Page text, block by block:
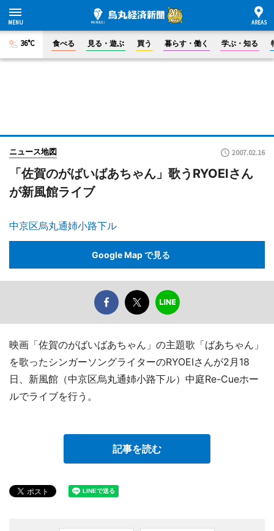
36°C 食べる 見る・遊ぶ 買う 暮らす・働く 学ぶ・知る
ニュース地図 2007.02.16
「佐賀のがばいばあちゃん」歌うRYOEIさん
が新風館ライブ
中京区烏丸通姉小路下ル
Google Map で見る
映画「佐賀のがばいばあちゃん」の主題歌「ばあちゃん」
を歌ったシンガーソングライターのRYOEIさんが2月18
日、新風館（中京区烏丸通姉小路下ル）中庭Re-Cueホー
ルでライブを行う。
記事を読む